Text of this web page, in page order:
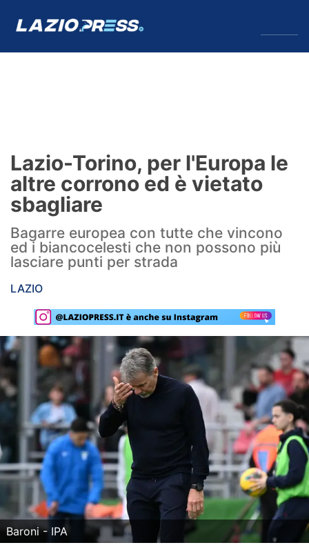
Formello
Infortuni
Primavera
Calciomercato
Lazio Women
Rassegna Lazio
Social
Calcio
Serie A
Champions League
Europa League
Altri Sport
Formula 1
Lazio-Torino, per l'Europa le
altre corrono ed è vietato
sbagliare
Bagarre europea con tutte che vincono
ed i biancocelesti che non possono più
lasciare punti per strada
LAZIO
Baroni - IPA